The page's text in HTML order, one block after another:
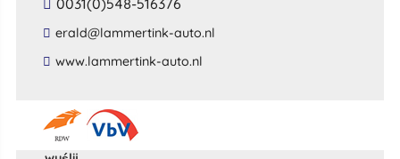
0031(0)548-516376
​erald​@​lammertink​-​auto​.​nl​
​www​.​lammertink​-​auto​.​nl​